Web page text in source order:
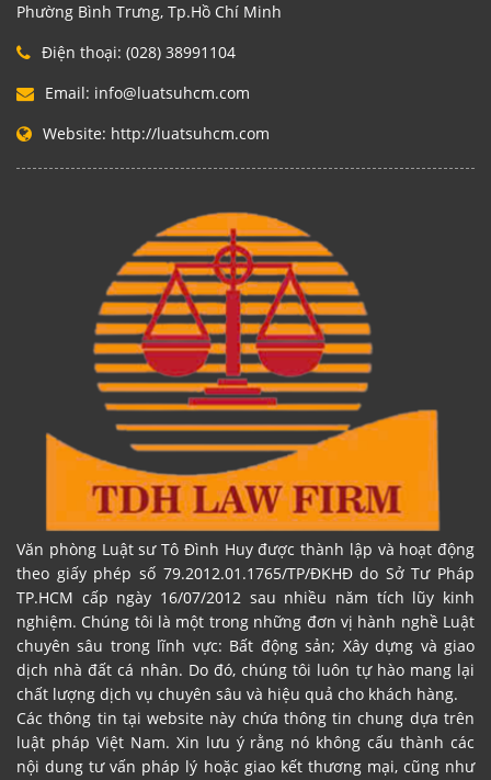
Phường Bình Trưng, Tp.Hồ Chí Minh
Điện thoại: (028) 38991104
Email: info@luatsuhcm.com
Website: http://luatsuhcm.com
Văn phòng Luật sư Tô Đình Huy được thành lập và hoạt động
theo giấy phép số 79.2012.01.1765/TP/ĐKHĐ do Sở Tư Pháp
TP.HCM cấp ngày 16/07/2012 sau nhiều năm tích lũy kinh
nghiệm. Chúng tôi là một trong những đơn vị hành nghề Luật
chuyên sâu trong lĩnh vực: Bất động sản; Xây dựng và giao
dịch nhà đất cá nhân. Do đó, chúng tôi luôn tự hào mang lại
chất lượng dịch vụ chuyên sâu và hiệu quả cho khách hàng.
Các thông tin tại website này chứa thông tin chung dựa trên
luật pháp Việt Nam. Xin lưu ý rằng nó không cấu thành các
nội dung tư vấn pháp lý hoặc giao kết thương mại, cũng như